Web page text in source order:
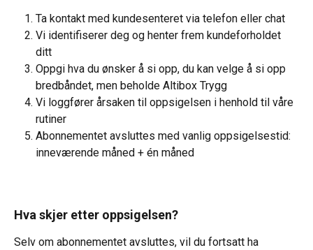
Ta kontakt med kundesenteret via telefon eller chat
Vi identifiserer deg og henter frem kundeforholdet
ditt
Oppgi hva du ønsker å si opp, du kan velge å si opp
bredbåndet, men beholde Altibox Trygg
Vi loggfører årsaken til oppsigelsen i henhold til våre
rutiner
Abonnementet avsluttes med vanlig oppsigelsestid:
inneværende måned + én måned
Hva skjer etter oppsigelsen?
Selv om abonnementet avsluttes, vil du fortsatt ha